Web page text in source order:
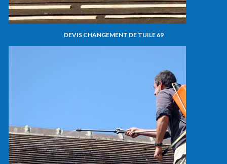
DEVIS CHANGEMENT DE TUILE 69